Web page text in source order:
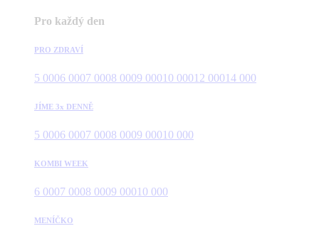
Pro každý den
PRO ZDRAVÍ
5 0006 0007 0008 0009 00010 00012 00014 000
JÍME 3x DENNĚ
5 0006 0007 0008 0009 00010 000
KOMBI WEEK
6 0007 0008 0009 00010 000
MENÍČKO